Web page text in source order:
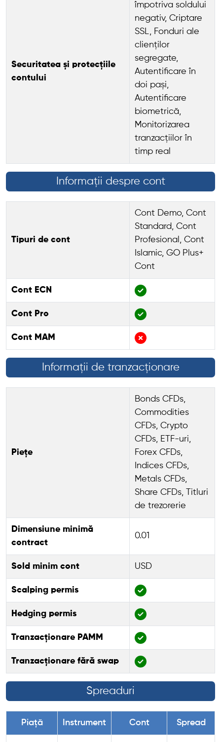
Securitatea și protecțiile
contului
împotriva soldului
negativ, Criptare
SSL, Fonduri ale
clienților
segregate,
Autentificare în
doi pași,
Autentificare
biometrică,
Monitorizarea
tranzacțiilor în
timp real
Informații despre cont
Tipuri de cont
Cont Demo, Cont
Standard, Cont
Profesional, Cont
Islamic, GO Plus+
Cont
Cont ECN
Cont Pro
Cont MAM
Informații de tranzacționare
Piețe
Bonds CFDs,
Commodities
CFDs, Crypto
CFDs, ETF-uri,
Forex CFDs,
Indices CFDs,
Metals CFDs,
Share CFDs, Titluri
de trezorerie
Dimensiune minimă
contract
0.01
Sold minim cont USD
Scalping permis
Hedging permis
Tranzacționare PAMM
Tranzacționare fără swap
Spreaduri
Piață Instrument Cont Spread